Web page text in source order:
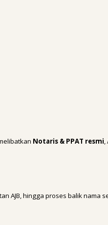
Notaris & PPAT resmi,
AJB, hingga proses balik nama